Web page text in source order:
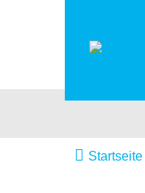
Startseite